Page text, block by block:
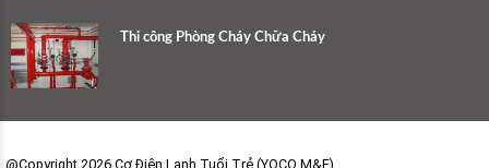
Thi công Phòng Cháy Chữa Cháy
@Copyright 2026 Cơ Điện Lạnh Tuổi Trẻ (YOCO M&E)